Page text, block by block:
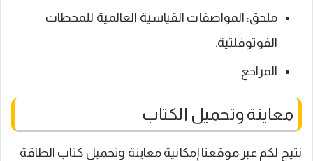
ملحق: المواصفات القياسية العالمية للمحطات
الفوتوفلتية.
المراجع
معاينة وتحميل الكتاب
نتيح لكم عبر موقعنا إمكانية معاينة وتحميل كتاب الطاقة